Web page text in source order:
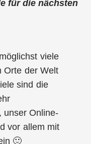
für die nächsten
viele
Orte der Welt
sind die
unser Online-
vor allem mit
🙂